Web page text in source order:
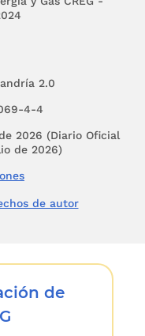
de inversiones y
del ente
de cargas
de la información
económica de
LA INFORMACION
2.0
4-4
2026 (Diario Oficial
de 2026)
de autor
de